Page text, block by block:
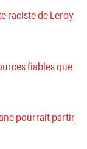
raciste de Leroy
fiables que
pourrait partir